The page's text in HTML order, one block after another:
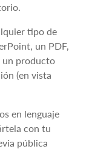
tipo de
un PDF,
un producto
(en vista
en lenguaje
con tu
pública